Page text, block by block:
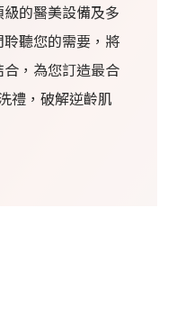
的醫美設備及多
聽您的需要，將
，為您訂造最合
禮，破解逆齡肌